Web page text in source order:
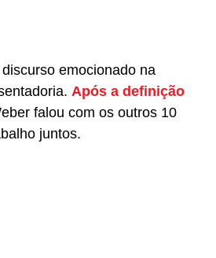
emocionado na
Após a definição
falou com os outros 10
juntos.